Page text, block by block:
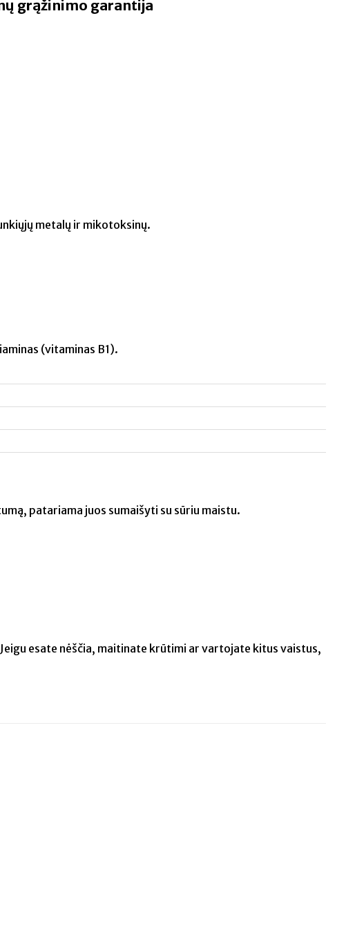
grąžinimo garantija
metalų ir mikotoksinų.
(vitaminas B1).
patariama juos sumaišyti su sūriu maistu.
esate nėščia, maitinate krūtimi ar vartojate kitus vaistus,